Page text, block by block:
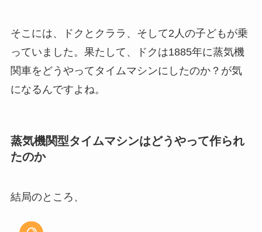
そこには、ドクとクララ、そして2人の子どもが乗
っていました。果たして、ドクは1885年に蒸気機
関車をどうやってタイムマシンにしたのか？が気
になるんですよね。
蒸気機関型タイムマシンはどうやって作られ
たのか
結局のところ、